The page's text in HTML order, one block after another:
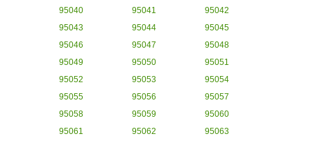
95040
95041
95042
95043
95044
95045
95046
95047
95048
95049
95050
95051
95052
95053
95054
95055
95056
95057
95058
95059
95060
95061
95062
95063